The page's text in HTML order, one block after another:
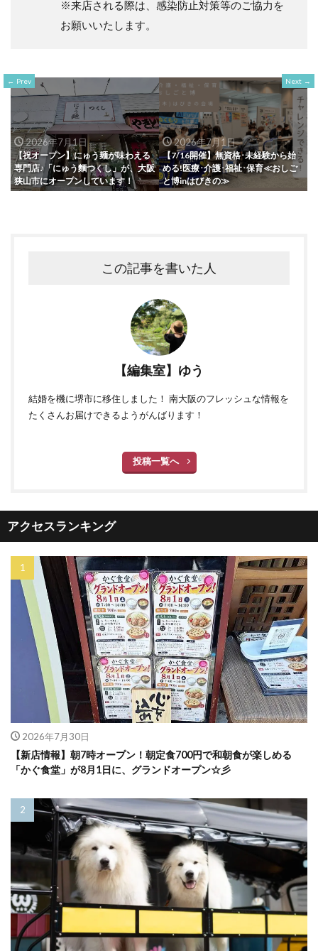
※来店される際は、感染防止対策等のご協力を
お願いいたします。
Prev
2026年7月1日
【祝オープン】にゅう麺が味わえる
専門店♪「にゅう麵つくし」が、大阪
狭山市にオープンしています！
Next
2026年7月1日
【7/16開催】無資格･未経験から始
める!医療･介護･福祉･保育≪おしご
と博inはびきの≫
この記事を書いた人
【編集室】ゆう
結婚を機に堺市に移住しました！ 南大阪のフレッシュな情報を
たくさんお届けできるようがんばります！
投稿一覧へ
アクセスランキング
2026年7月30日
【新店情報】朝7時オープン！朝定食700円で和朝食が楽しめる
「かぐ食堂」が8月1日に、グランドオープン☆彡